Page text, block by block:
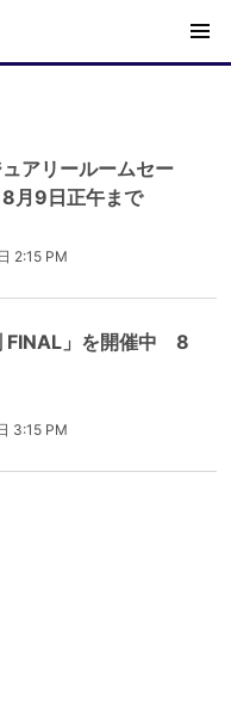
アリールームセー
月9日正午まで
2:15 PM
FINAL」を開催中 8
3:15 PM